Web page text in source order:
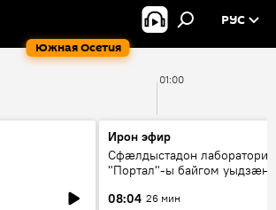
Южная Осетия
РУС
01:00
Ирон эфир
Сфæлдыстадон лаборатори
"Портал"-ы байгом уыдзæн
Æхсары куыстыты равдыст
08:04 26 мин